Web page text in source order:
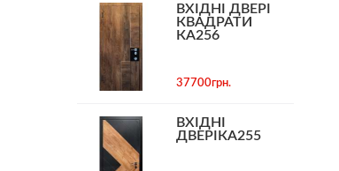
ВХІДНІ ДВЕРІ
КВАДРАТИ
КА256
37700грн.
ВХІДНІ
ДВЕРІКА255